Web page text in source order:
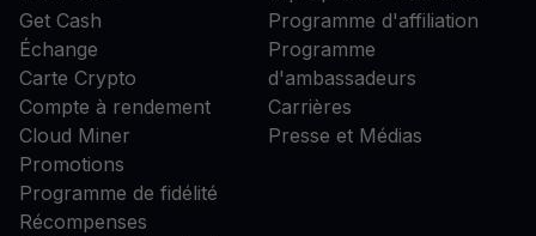
Get Cash
Échange
Carte Crypto
Compte à rendement
Cloud Miner
Promotions
Programme de fidélité
Récompenses
Programme d'affiliation
Programme
d'ambassadeurs
Carrières
Presse et Médias